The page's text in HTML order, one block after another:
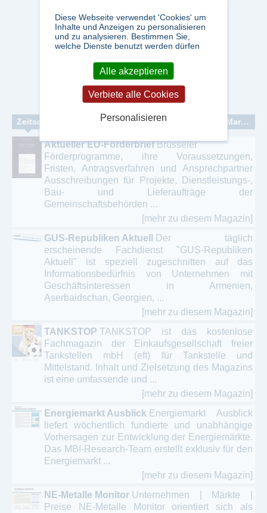
Zeitschriften zum Thema: Wirtschaftsnachrichten - Marketing und PR - Wirtschaftsinformationen
Aktueller EU-Förderbrief Brüsseler
Förderprogramme, ihre Voraussetzungen,
Fristen, Antragsverfahren und Ansprechpartner
Ausschreibungen für Projekte, Dienstleistungs-,
Bau- und Lieferaufträge der
Gemeinschaftsbehörden ...
[mehr zu diesem Magazin]
GUS-Republiken Aktuell
Der täglich
erscheinende Fachdienst "GUS-Republiken
Aktuell" ist speziell zugeschnitten auf das
Informationsbedürfnis von Unternehmen mit
Geschäftsinteressen in Armenien,
Aserbaidschan, Georgien, ...
[mehr zu diesem Magazin]
TANKSTOP
TANKSTOP ist das kostenlose
Fachmagazin der Einkaufsgesellschaft freier
Tankstellen mbH (eft) für Tankstelle und
Mittelstand. Inhalt und Zielsetzung des Magazins
ist eine umfassende und ...
[mehr zu diesem Magazin]
Energiemarkt Ausblick Energiemarkt Ausblick
liefert wöchentlich fundierte und unabhängige
Vorhersagen zur Entwicklung der Energiemärkte.
Das MBI-Research-Team erstellt exklusiv für den
Energiemarkt ...
[mehr zu diesem Magazin]
NE-Metalle Monitor Unternehmen | Märkte |
Preise NE-Metalle Monitor orientiert sich als
Diese Webseite verwendet 'Cookies' um
Inhalte und Anzeigen zu personalisieren
und zu analysieren. Bestimmen Sie,
welche Dienste benutzt werden dürfen
Alle akzeptieren
Verbiete alle Cookies
Personalisieren